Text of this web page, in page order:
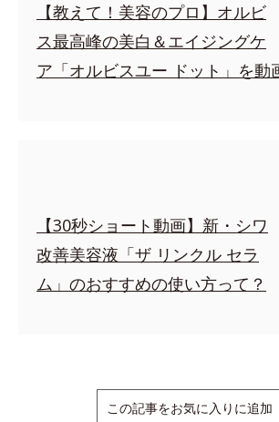
【教えて！美容のプロ】オルビ
ス最高峰の美白＆エイジングケ
ア「オルビスユー ドット」を動
【30秒ショート動画】新・シワ
改善美容液「ザ リンクル セラ
ム」のおすすめの使い方って？
この記事をお気に入りに追加